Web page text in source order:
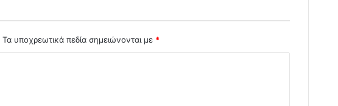
Τα υποχρεωτικά πεδία σημειώνονται με *